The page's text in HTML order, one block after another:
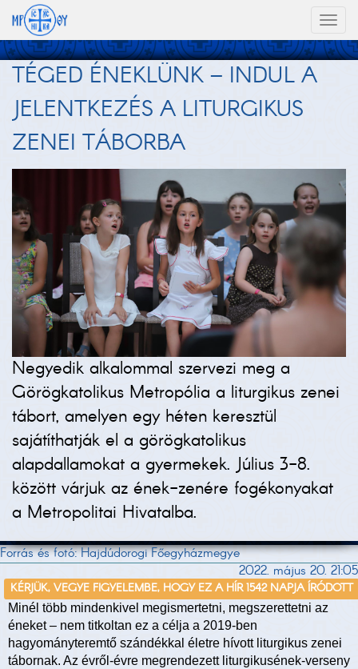
TÉGED ÉNEKLÜNK – INDUL A
JELENTKEZÉS A LITURGIKUS
ZENEI TÁBORBA
Negyedik alkalommal szervezi meg a
Görögkatolikus Metropólia a liturgikus zenei
tábort, amelyen egy héten keresztül
sajátíthatják el a görögkatolikus
alapdallamokat a gyermekek. Július 3-8.
között várjuk az ének-zenére fogékonyakat
a Metropolitai Hivatalba.
Forrás és fotó: Hajdúdorogi Főegyházmegye
2022. május 20. 21:05
KÉRJÜK, VEGYE FIGYELEMBE, HOGY EZ A HÍR 1542 NAPJA ÍRÓDOTT
Minél több mindenkivel megismertetni, megszerettetni az
éneket – nem titkoltan ez a célja a 2019-ben
hagyományteremtő szándékkal életre hívott liturgikus zenei
tábornak. Az évről-évre megrendezett liturgikusének-verseny